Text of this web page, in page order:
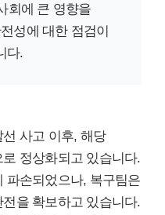
회에 큰 영향을
성에 대한 점검이
다.
사고 이후, 해당
정상화되고 있습니다.
파손되었으나, 복구팀은
을 확보하고 있습니다.